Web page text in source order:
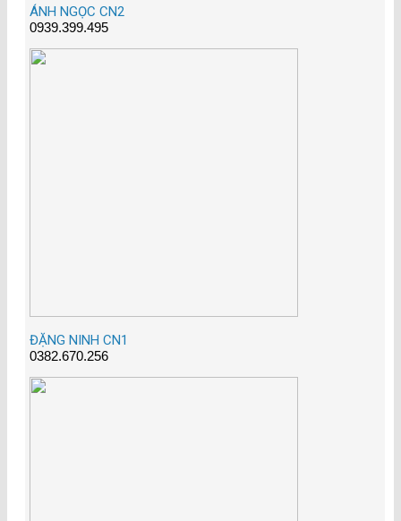
ÁNH NGỌC CN2
0939.399.495
ĐẶNG NINH CN1
0382.670.256